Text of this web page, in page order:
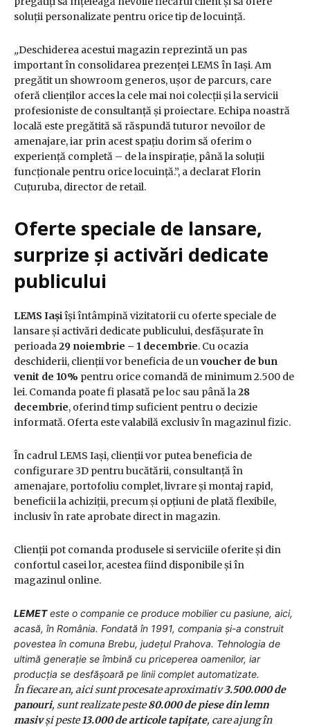
soluții personalizate pentru orice tip de locuință.
„Deschiderea acestui magazin reprezintă un pas
important în consolidarea prezenței LEMS în Iași. Am
pregătit un showroom generos, ușor de parcurs, care
oferă clienților acces la cele mai noi colecții și la servicii
profesioniste de consultanță și proiectare. Echipa noastră
locală este pregătită să răspundă tuturor nevoilor de
amenajare, iar prin acest spațiu dorim să oferim o
experiență completă – de la inspirație, până la soluții
funcționale pentru orice locuință.”, a declarat Florin
Cuțuruba, director de retail.
Oferte speciale de lansare,
surprize și activări dedicate
publicului
LEMS Iașiîși întâmpină vizitatorii cu oferte speciale de
lansare și activări dedicate publicului, desfășurate în
perioada29 noiembrie – 1 decembrie. Cu ocazia
deschiderii, clienții vor beneficia de unvoucher de bun
venit de 10% pentru orice comandă de minimum 2.500 de
lei. Comanda poate fi plasată pe loc sau până la28
decembrie, oferind timp suficient pentru o decizie
informată. Oferta este valabilă exclusiv în magazinul fizic.
În cadrul LEMS Iași, clienții vor putea beneficia de
configurare 3D pentru bucătării, consultanță în
amenajare, portofoliu complet, livrare și montaj rapid,
beneficii la achiziții, precum și opțiuni de plată flexibile,
inclusiv în rate aprobate direct in magazin.
Clienții pot comanda produsele si serviciile oferite și din
confortul casei lor, acestea fiind disponibile și în
magazinul online.
LEMET este o companie ce produce mobilier cu pasiune, aici,
acasă, în România. Fondată în 1991, compania și-a construit
povestea în comuna Brebu, județul Prahova. Tehnologia de
ultimă generație se îmbină cu priceperea oamenilor, iar
producția se desfășoară pe linii complet automatizate.
În fiecare an, aici sunt procesate aproximativ3.500.000 de
panouri, sunt realizate peste 80.000 de piese din lemn
masivși peste 13.000 de articole tapițate, care ajung în